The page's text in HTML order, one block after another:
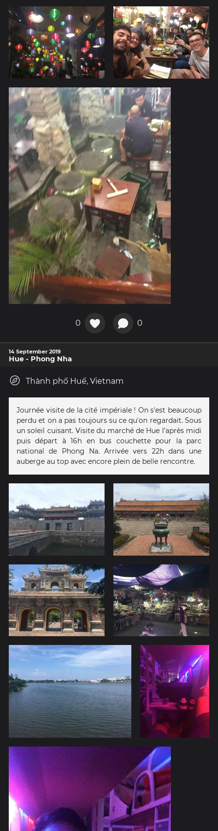
0 0
14 September 2019
Hue - Phong Nha
Thành phố Huế, Vietnam
Journée visite de la cité impériale ! On s'est beaucoup
perdu et on a pas toujours su ce qu'on regardait. Sous
un soleil cuisant. Visite du marché de Hue l'après midi
puis départ à 16h en bus couchette pour la parc
national de Phong Na. Arrivée vers 22h dans une
auberge au top avec encore plein de belle rencontre.